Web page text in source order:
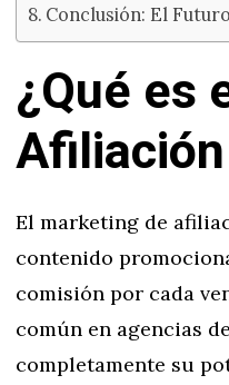
Conclusión: El
¿Qué es
El marketing de
contenido
comisión por cada
común en agencias
completamente su